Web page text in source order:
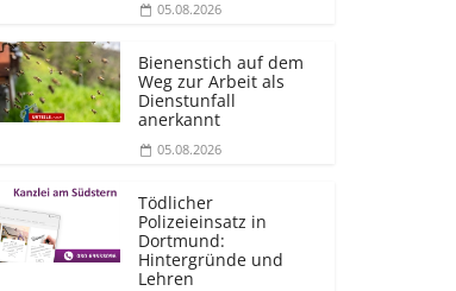
05.08.2026
Bienenstich auf dem
Weg zur Arbeit als
Dienstunfall
anerkannt
05.08.2026
Tödlicher
Polizeieinsatz in
Dortmund:
Hintergründe und
Lehren